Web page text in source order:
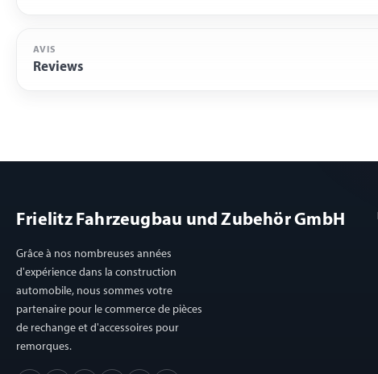
AVIS
Reviews
Frielitz Fahrzeugbau und Zubehör GmbH
Grâce à nos nombreuses années
d'expérience dans la construction
automobile, nous sommes votre
partenaire pour le commerce de pièces
de rechange et d'accessoires pour
remorques.